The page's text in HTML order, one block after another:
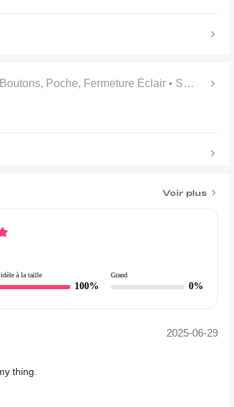
Poche, Fermeture Éclair • Sans Doublure
Voir plus
à la taille
100%
Grand
0%
2025-06-29
thing.